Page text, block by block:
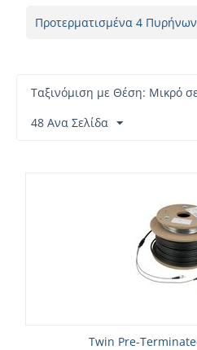
Προτερματισμένα 4 Πυρήνων
Ταξινόμιση με Θέση: Μικρό
48 Ανα Σελίδα
Twin Pre-